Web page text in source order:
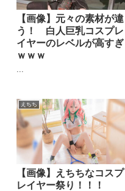
【画像】元々の素材が違
う！ 白人巨乳コスプレ
イヤーのレベルが高すぎ
ｗｗｗ
...
えちち
【画像】えちちなコスプ
レイヤー祭り！！！